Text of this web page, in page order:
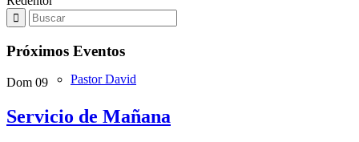
Pastor David
Próximos Eventos
Dom 09
Servicio de Mañana